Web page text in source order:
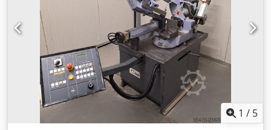
1 / 5